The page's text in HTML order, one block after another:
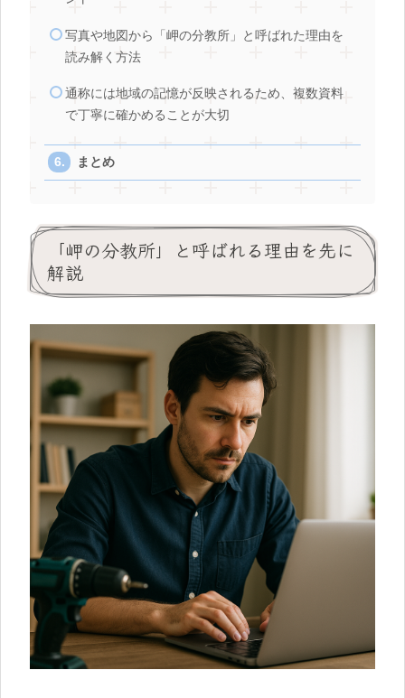
写真や地図から「岬の分教所」と呼ばれた理由を
読み解く方法
通称には地域の記憶が反映されるため、複数資料
で丁寧に確かめることが大切
まとめ
「岬の分教所」と呼ばれる理由を先に
解説